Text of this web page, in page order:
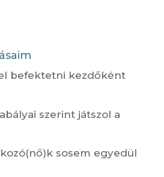
befektetni kezdőként
szerint játszol a
sosem egyedül